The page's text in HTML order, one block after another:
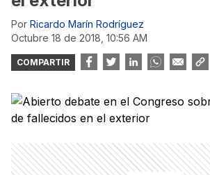
Por Ricardo Marín Rodríguez
octubre 18 de 2018, 10:56 AM
COMPARTIR